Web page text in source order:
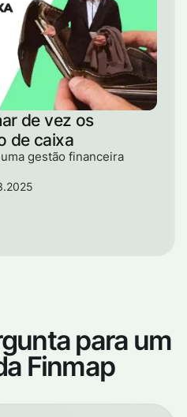
de vez os
de caixa
gestão financeira
para um
Finmap